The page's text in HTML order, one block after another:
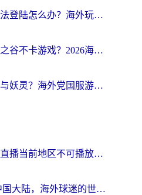
战地无疆国外无法登陆怎么办？海外玩家国服畅玩终极指南（附欧服魔兽EVE加速方案）
在欧洲怎么玩龙之谷不卡游戏？2026海外党国服游戏加速全攻略
台湾怎么玩山海与妖灵？海外党国服游戏加速全攻略，告别延迟卡顿
在国外看世界杯直播当前地区不可播放？海外党必看的回国加速全攻略
当CCTV5仅限中国大陆，海外球迷的世界杯狂欢如何继续？